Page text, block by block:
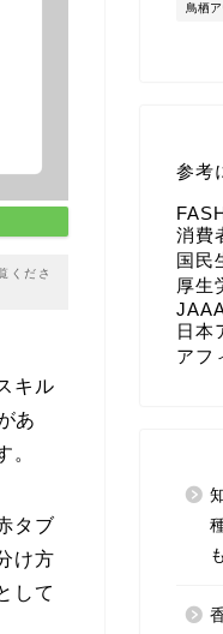
くださ
キル
あ
。
タブ
け方
して
鳥栖
参考
消費
国民
厚生
日本
アフ